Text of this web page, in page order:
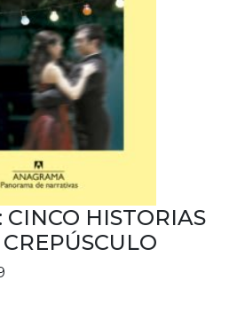
CINCO HISTORIAS